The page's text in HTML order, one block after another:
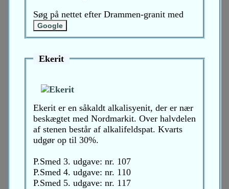
Søg på nettet efter Drammen-granit med
Ekerit
Ekerit er en såkaldt alkalisyenit, der er nær
beskægtet med Nordmarkit. Over halvdelen
af stenen består af alkalifeldspat. Kvarts
udgør op til 30%.
P.Smed 3. udgave: nr. 107
P.Smed 4. udgave: nr. 110
P.Smed 5. udgave: nr. 117